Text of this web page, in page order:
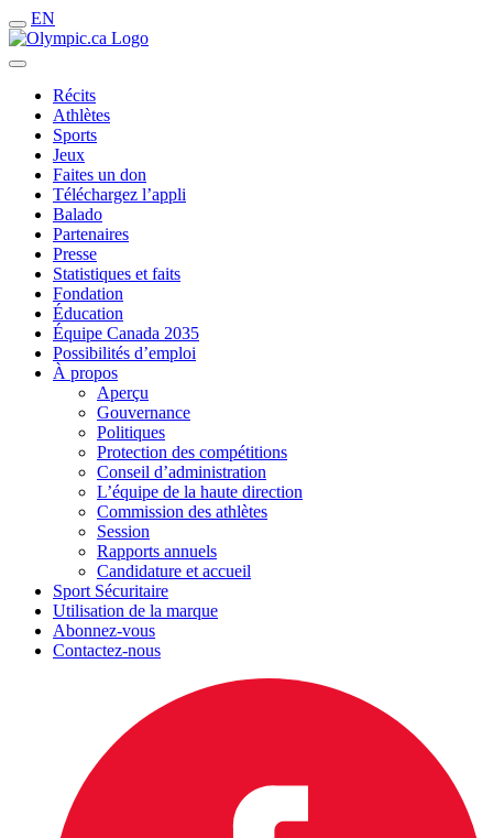
EN
Récits
Athlètes
Sports
Jeux
Faites un don
Téléchargez l’appli
Balado
Partenaires
Presse
Statistiques et faits
Fondation
Éducation
Équipe Canada 2035
Possibilités d’emploi
À propos
Aperçu
Gouvernance
Politiques
Protection des compétitions
Conseil d’administration
L’équipe de la haute direction
Commission des athlètes
Session
Rapports annuels
Candidature et accueil
Sport Sécuritaire
Utilisation de la marque
Abonnez-vous
Contactez-nous